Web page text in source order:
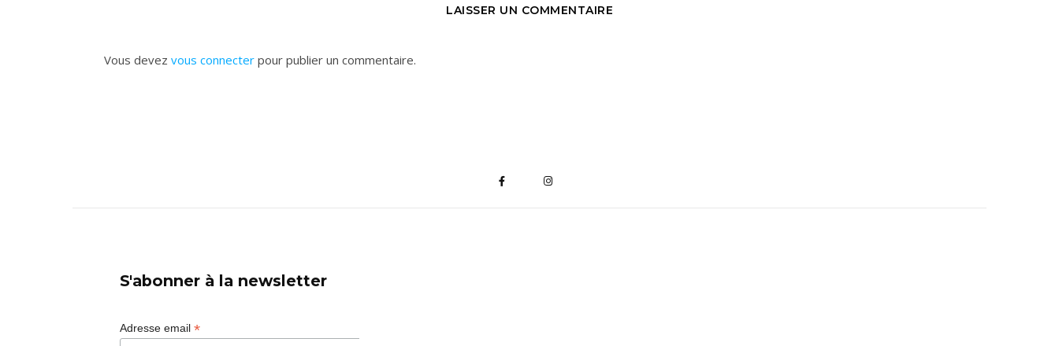
LAISSER UN COMMENTAIRE
Vous devez vous connecter pour publier un commentaire.
S'abonner à la newsletter
Adresse email *